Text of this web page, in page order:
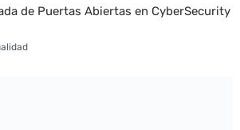
de Puertas Abiertas en CyberSecurity